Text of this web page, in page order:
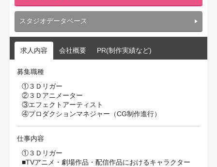
スタジオデータベース
求人内容 会社概要 PR(制作実績など)
募集職種
①３Ｄリガー
②３Ｄアニメーター
③エフェクトアーティスト
④プロダクションマネジャー（CG制作進行）
仕事内容
①３Ｄリガー
■TVアニメ・劇場作品・配信作品におけるキャラクター